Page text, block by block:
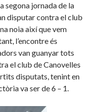
segona jornada de la
disputar contra el club
noia així que vem
l’encontre és
van guanyar tots
el club de Canovelles
disputats, tenint en
va ser de 6 – 1.